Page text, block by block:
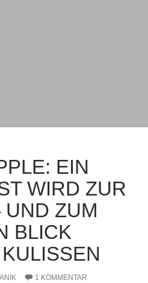
EIN
WIRD ZUR
ZUM
BLICK
1 KOMMENTAR